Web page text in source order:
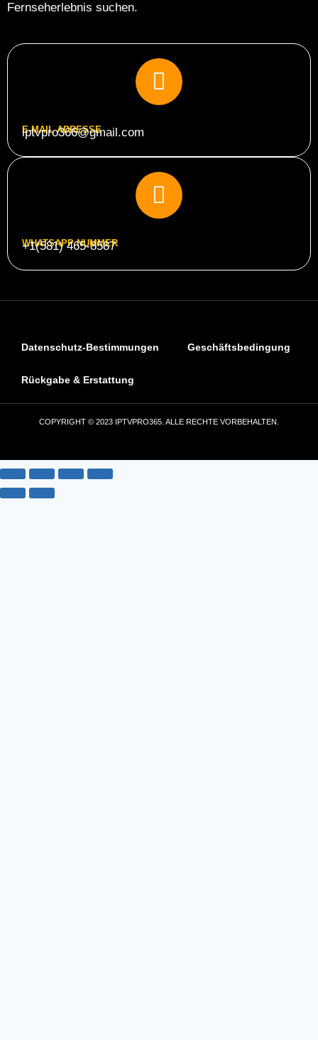
Fernseherlebnis suchen.
E-MAIL ADRESSE
iptvpro366@gmail.com
WHATSAPP NUMMER
+1(581) 465-8587
Datenschutz-Bestimmungen Geschäftsbedingung
Rückgabe & Erstattung
COPYRIGHT © 2023 IPTVPRO365. ALLE RECHTE VORBEHALTEN.